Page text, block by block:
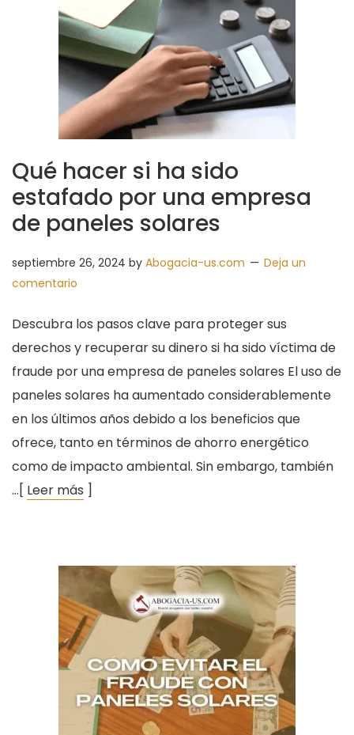
Qué hacer si ha sido
estafado por una empresa
de paneles solares
septiembre 26, 2024 by Abogacia-us.com
Deja un
comentario
Descubra los pasos clave para proteger sus
derechos y recuperar su dinero si ha sido víctima de
fraude por una empresa de paneles solares El uso de
paneles solares ha aumentado considerablemente
en los últimos años debido a los beneficios que
ofrece, tanto en términos de ahorro energético
como de impacto ambiental. Sin embargo, también
…[ Leer más ]